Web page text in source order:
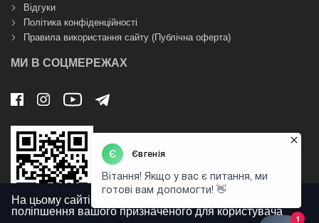
Відгуки
Політика конфіденційності
Правила використання сайту (Публічна оферта)
МИ В СОЦМЕРЕЖАХ
На цьому сайті використовуються файли cookies для
поліпшення вашого призначеного для користувача